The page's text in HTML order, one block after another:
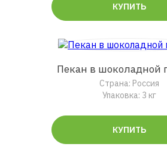
КУПИТЬ
Пекан в шоколадной
Страна: Россия
Упаковка: 3 кг
КУПИТЬ